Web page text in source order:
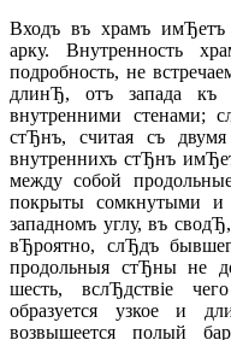
Входъ въ храмъ имЂетъ
арку. Внутренность
подробность, не
длинЂ, отъ запада къ
внутренними стенами;
стЂнъ, считая съ
внутреннихъ стЂнъ
между собой
покрыты сомкнутыми и
западномъ углу, въ
вЂроятно, слЂдъ
продольныя стЂны не
шесть, вслЂдствiе
образуется узкое и
возвышеется полый